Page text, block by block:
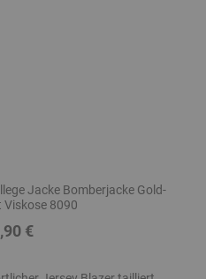
Jacke Bomberjacke Gold-
Viskose 8090
€